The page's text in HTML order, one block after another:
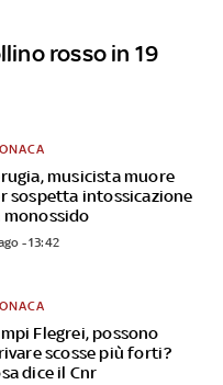
rosso in 19
musicista muore
sospetta intossicazione
monossido
- 13:42
Flegrei, possono
scosse più forti?
dice il Cnr